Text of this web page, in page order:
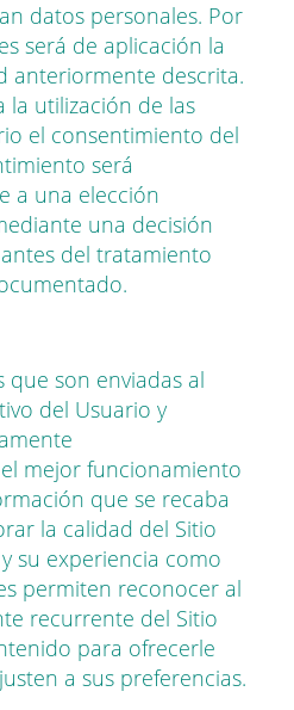
datos personales. Por
será de aplicación la
anteriormente descrita.
la utilización de las
el consentimiento del
será
a una elección
una decisión
del tratamiento
que son enviadas al
del Usuario y
mejor funcionamiento
que se recaba
la calidad del Sitio
su experiencia como
permiten reconocer al
recurrente del Sitio
para ofrecerle
a sus preferencias.